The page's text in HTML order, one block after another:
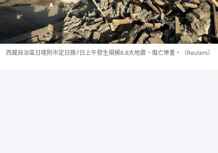
西藏自治區日喀則市定日縣7日上午發生規模6.8大地震，傷亡慘重。（Reuters）